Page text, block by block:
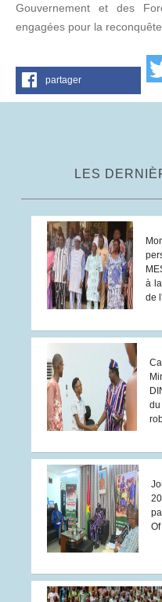
Gouvernement et des
engagées pour la
partager
LES
à
de